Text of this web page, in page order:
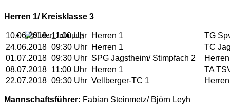
Herren 1/ Kreisklasse 3
10.06.2018 11:00 Uhr Herren 1
TG
24.06.2018 09:30 Uhr Herren 1
TC
01.07.2018 09:30 Uhr SPG Jagstheim/ Stimpfach 2
08.07.2018 11:00 Uhr Herren 1
TA
22.07.2018 09:30 Uhr Vellberger-TC 1
Mannschaftsführer: Fabian Steinmetz/ Björn Leyh